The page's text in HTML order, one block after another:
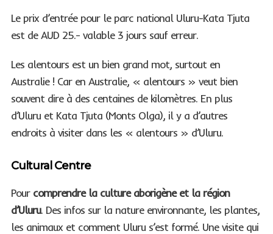
Le prix d’entrée pour le parc national Uluru-Kata Tjuta
est de AUD 25.- valable 3 jours sauf erreur.
Les alentours est un bien grand mot, surtout en
Australie ! Car en Australie, « alentours » veut bien
souvent dire à des centaines de kilomètres. En plus
d’Uluru et Kata Tjuta (Monts Olga), il y a d’autres
endroits à visiter dans les « alentours » d’Uluru.
Cultural Centre
Pour comprendre la culture aborigène et la région
d’Uluru. Des infos sur la nature environnante, les plantes,
les animaux et comment Uluru s’est formé. Une visite qui